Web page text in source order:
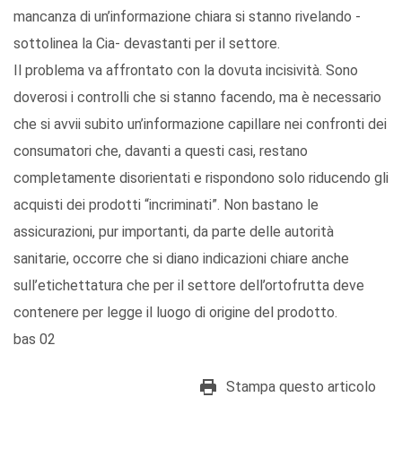
mancanza di un’informazione chiara si stanno rivelando -
sottolinea la Cia- devastanti per il settore.
Il problema va affrontato con la dovuta incisività. Sono
doverosi i controlli che si stanno facendo, ma è necessario
che si avvii subito un’informazione capillare nei confronti dei
consumatori che, davanti a questi casi, restano
completamente disorientati e rispondono solo riducendo gli
acquisti dei prodotti “incriminati”. Non bastano le
assicurazioni, pur importanti, da parte delle autorità
sanitarie, occorre che si diano indicazioni chiare anche
sull’etichettatura che per il settore dell’ortofrutta deve
contenere per legge il luogo di origine del prodotto.
bas 02
Stampa questo articolo